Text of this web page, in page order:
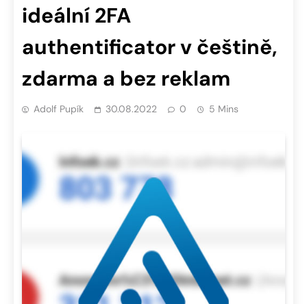
ideální 2FA
authentificator v češtině,
zdarma a bez reklam
Adolf Pupík 30.08.2022 0 5 Mins